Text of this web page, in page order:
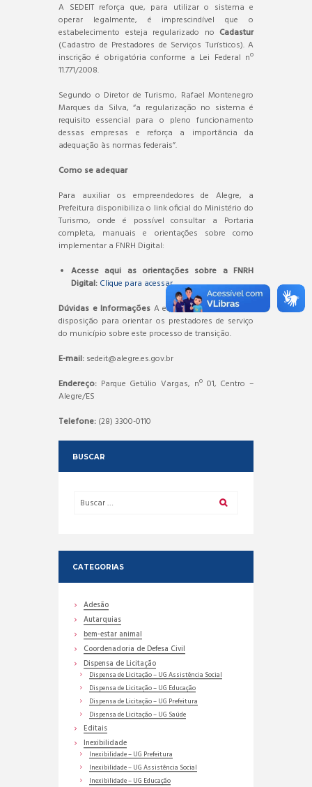
A SEDEIT reforça que, para utilizar o sistema e
operar legalmente, é imprescindível que o
estabelecimento esteja regularizado no Cadastur
(Cadastro de Prestadores de Serviços Turísticos). A
inscrição é obrigatória conforme a Lei Federal nº
11.771/2008.
Segundo o Diretor de Turismo, Rafael Montenegro
Marques da Silva, “a regularização no sistema é
requisito essencial para o pleno funcionamento
dessas empresas e reforça a importância da
adequação às normas federais”.
Como se adequar
Para auxiliar os empreendedores de Alegre, a
Prefeitura disponibiliza o link oficial do Ministério do
Turismo, onde é possível consultar a Portaria
completa, manuais e orientações sobre como
implementar a FNRH Digital:
Acesse aqui as orientações sobre a FNRH
Digital: Clique para acessar
Dúvidas e Informações A equipe da SEDEIT está à
disposição para orientar os prestadores de serviço
do município sobre este processo de transição.
E-mail: sedeit@alegre.es.gov.br
Endereço: Parque Getúlio Vargas, nº 01, Centro –
Alegre/ES
Telefone: (28) 3300-0110
BUSCAR
CATEGORIAS
Adesão
Autarquias
bem-estar animal
Coordenadoria de Defesa Civil
Dispensa de Licitação
Dispensa de Licitação – UG Assistência Social
Dispensa de Licitação – UG Educação
Dispensa de Licitação – UG Prefeitura
Dispensa de Licitação – UG Saúde
Editais
Inexibilidade
Inexibilidade – UG Prefeitura
Inexibilidade – UG Assistência Social
Inexibilidade – UG Educação